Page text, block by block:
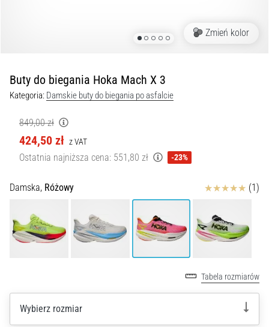
prawidłowo
wykonywać?
praktyce
shuttle
testuje
zwinność
zmianę
kierunku.
Jak
gdzie
znajduje…
Zmień kolor
Buty do biegania Hoka Mach X 3
Kategoria: Damskie buty do biegania po asfalcie
849,00 zł
424,50 zł z VAT
Ostatnia najniższa cena: 551,80 zł -23%
Damska, Różowy Ocena (1)
Tabela rozmiarów
Wybierz rozmiar